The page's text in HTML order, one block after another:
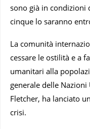
sono già in condizioni
cinque lo saranno
La comunità
cessare le ostilità e a
umanitari alla
generale delle
Fletcher, ha lanciato
crisi.